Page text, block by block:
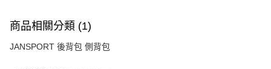
商品相關分類 (1)
JANSPORT 後背包 側背包